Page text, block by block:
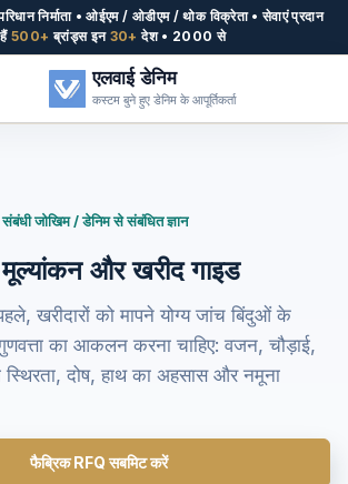
निर्माता • ओईएम / ओडीएम / थोक विक्रेता • सेवाएं प्रदान
हैं500+ ब्रांड्स इन 30+ देश • 2000 से
एलवाई डेनिम
कस्टम बुने हुए डेनिम के आपूर्तिकर्ता
जोखिम / डेनिम से संबंधित ज्ञान
मूल्यांकन और खरीद गाइड
खरीदारों को मापने योग्य जांच बिंदुओं के
का आकलन करना चाहिए: वजन, चौड़ाई,
दोष, हाथ का अहसास और नमूना
फैब्रिक RFQ सबमिट करें